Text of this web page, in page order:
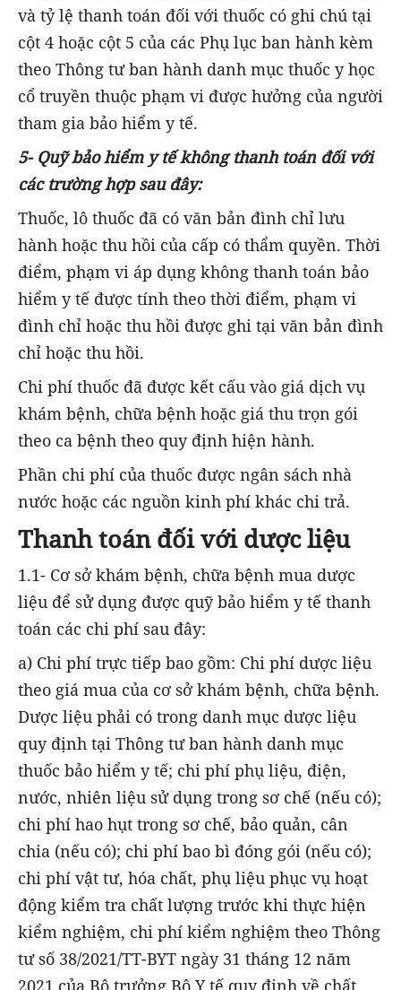
và tỷ lệ thanh toán đối với thuốc có ghi chú tại
cột 4 hoặc cột 5 của các Phụ lục ban hành kèm
theo Thông tư ban hành danh mục thuốc y học
cổ truyền thuộc phạm vi được hưởng của người
tham gia bảo hiểm y tế.
5- Quỹ bảo hiểm y tế không thanh toán đối với
các trường hợp sau đây:
Thuốc, lô thuốc đã có văn bản đình chỉ lưu
hành hoặc thu hồi của cấp có thẩm quyền. Thời
điểm, phạm vi áp dụng không thanh toán bảo
hiểm y tế được tính theo thời điểm, phạm vi
đình chỉ hoặc thu hồi được ghi tại văn bản đình
chỉ hoặc thu hồi.
Chi phí thuốc đã được kết cấu vào giá dịch vụ
khám bệnh, chữa bệnh hoặc giá thu trọn gói
theo ca bệnh theo quy định hiện hành.
Phần chi phí của thuốc được ngân sách nhà
nước hoặc các nguồn kinh phí khác chi trả.
Thanh toán đối với dược liệu
1.1- Cơ sở khám bệnh, chữa bệnh mua dược
liệu để sử dụng được quỹ bảo hiểm y tế thanh
toán các chi phí sau đây:
a) Chi phí trực tiếp bao gồm: Chi phí dược liệu
theo giá mua của cơ sở khám bệnh, chữa bệnh.
Dược liệu phải có trong danh mục dược liệu
quy định tại Thông tư ban hành danh mục
thuốc bảo hiểm y tế; chi phí phụ liệu, điện,
nước, nhiên liệu sử dụng trong sơ chế (nếu có);
chi phí hao hụt trong sơ chế, bảo quản, cân
chia (nếu có); chi phí bao bì đóng gói (nếu có);
chi phí vật tư, hóa chất, phụ liệu phục vụ hoạt
động kiểm tra chất lượng trước khi thực hiện
kiểm nghiệm, chi phí kiểm nghiệm theo Thông
tư số 38/2021/TT-BYT ngày 31 tháng 12 năm
2021 của Bộ trưởng Bộ Y tế quy định về chất